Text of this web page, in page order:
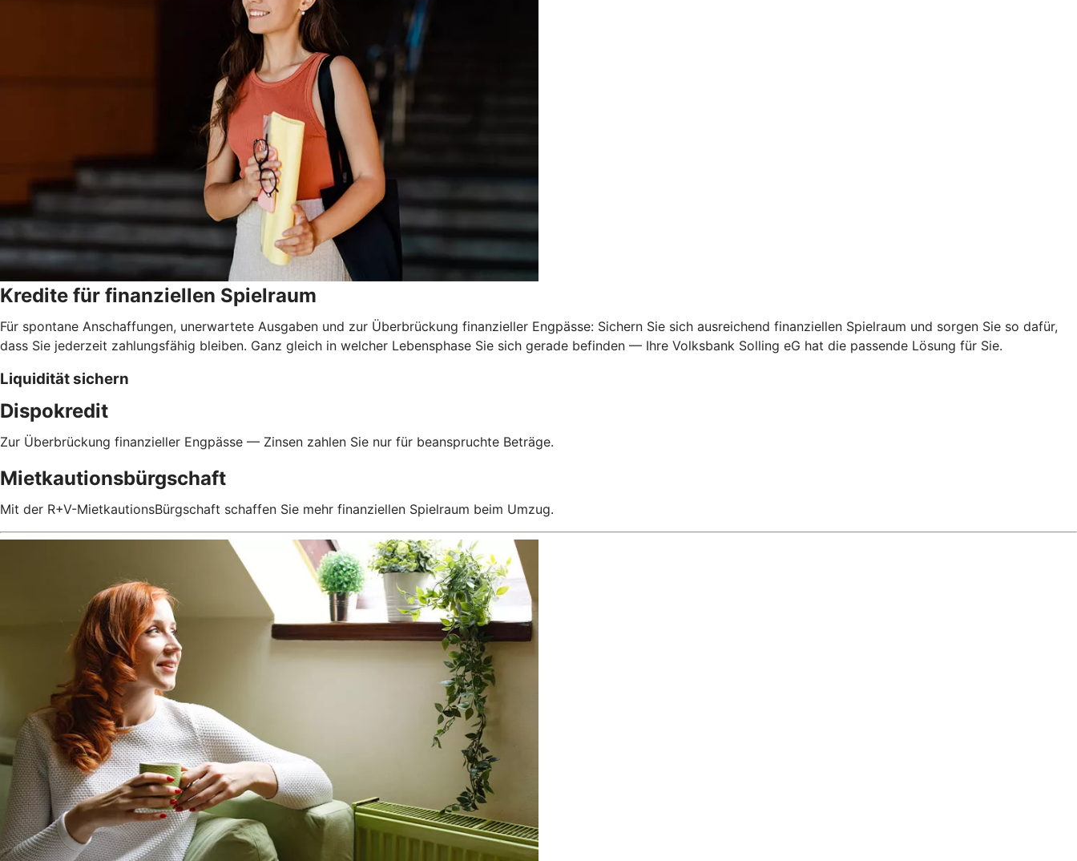
Kredite für finanziellen Spielraum
Für spontane Anschaffungen, unerwartete Ausgaben und zur Überbrückung finanzieller Engpässe: Sichern Sie sich ausreichend finanziellen Spielraum und sorgen Sie so dafür,
dass Sie jederzeit zahlungsfähig bleiben. Ganz gleich in welcher Lebensphase Sie sich gerade befinden — Ihre Volksbank Solling eG hat die passende Lösung für Sie.
Liquidität sichern
Dispokredit
Zur Überbrückung finanzieller Engpässe — Zinsen zahlen Sie nur für beanspruchte Beträge.
Mietkautionsbürgschaft
Mit der R+V-MietkautionsBürgschaft schaffen Sie mehr finanziellen Spielraum beim Umzug.